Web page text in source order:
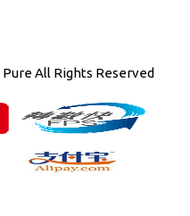
Pure All Rights Reserved